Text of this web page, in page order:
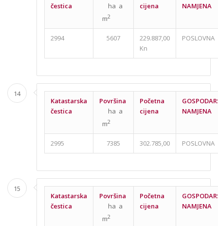
čestica
ha a
m2
cijena
NAMJENA
2994 5607
229.887,00
Kn
POSLOVNA
14
Katastarska
čestica
Površina
ha a
m2
Početna
cijena
NAMJENA
2995 7385 302.785,00 POSLOVNA
15
Katastarska
čestica
Površina
ha a
m2
Početna
cijena
NAMJENA